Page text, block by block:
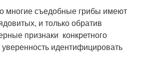
многие съедобные грибы имеют
и только обратив
признаки конкретного
идентифицировать